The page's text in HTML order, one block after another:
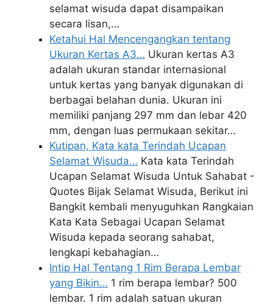
selamat wisuda dapat disampaikan
secara lisan,…
Ketahui Hal Mencengangkan tentang
Ukuran Kertas A3… Ukuran kertas A3
adalah ukuran standar internasional
untuk kertas yang banyak digunakan di
berbagai belahan dunia. Ukuran ini
memiliki panjang 297 mm dan lebar 420
mm, dengan luas permukaan sekitar…
Kutipan, Kata kata Terindah Ucapan
Selamat Wisuda… Kata kata Terindah
Ucapan Selamat Wisuda Untuk Sahabat -
Quotes Bijak Selamat Wisuda, Berikut ini
Bangkit kembali menyuguhkan Rangkaian
Kata Kata Sebagai Ucapan Selamat
Wisuda kepada seorang sahabat,
lengkapi kebahagian…
Intip Hal Tentang 1 Rim Berapa Lembar
yang Bikin… 1 rim berapa lembar? 500
lembar. 1 rim adalah satuan ukuran